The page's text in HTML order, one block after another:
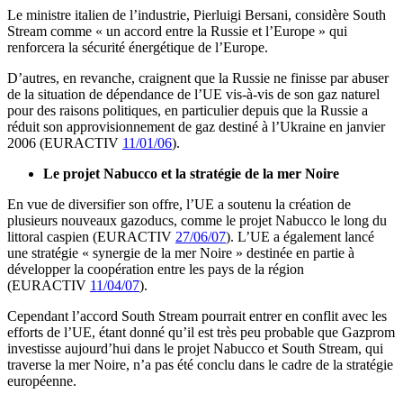
Le ministre italien de l’industrie, Pierluigi Bersani, considère South
Stream comme « un accord entre la Russie et l’Europe » qui
renforcera la sécurité énergétique de l’Europe.
D’autres, en revanche, craignent que la Russie ne finisse par abuser
de la situation de dépendance de l’UE vis-à-vis de son gaz naturel
pour des raisons politiques, en particulier depuis que la Russie a
réduit son approvisionnement de gaz destiné à l’Ukraine en janvier
2006 (EURACTIV 11/01/06).
Le projet Nabucco et la stratégie de la mer Noire
En vue de diversifier son offre, l’UE a soutenu la création de
plusieurs nouveaux gazoducs, comme le projet Nabucco le long du
littoral caspien (EURACTIV 27/06/07). L’UE a également lancé
une stratégie « synergie de la mer Noire » destinée en partie à
développer la coopération entre les pays de la région
(EURACTIV 11/04/07).
Cependant l’accord South Stream pourrait entrer en conflit avec les
efforts de l’UE, étant donné qu’il est très peu probable que Gazprom
investisse aujourd’hui dans le projet Nabucco et South Stream, qui
traverse la mer Noire, n’a pas été conclu dans le cadre de la stratégie
européenne.